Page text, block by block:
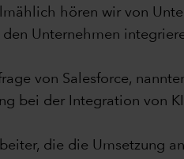
hören wir von
Unternehmen
von Salesforce,
bei der Integration von
die die Umsetzung